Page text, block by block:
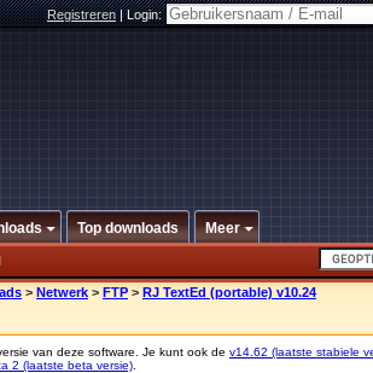
Registreren|Login:
Top downloads Meer
> Netwerk > FTP > RJ TextEd (portable) v10.24
van deze software. Je kunt ook de v14.62 (laatste stabiele
2 (laatste beta versie)